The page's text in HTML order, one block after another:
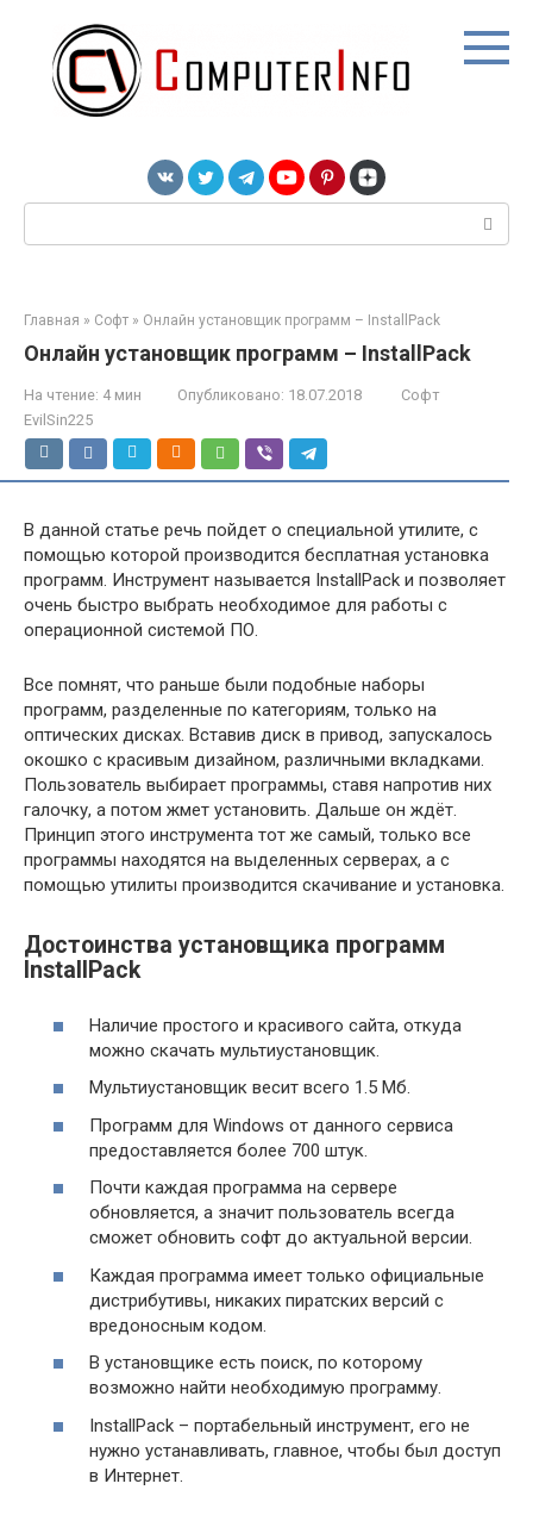
контенту
Главная » Софт » Онлайн установщик программ – InstallPack
Онлайн установщик программ – InstallPack
На чтение: 4 мин Опубликовано: 18.07.2018
Софт
EvilSin225
В данной статье речь пойдет о специальной утилите, с
помощью которой производится бесплатная установка
программ. Инструмент называется InstallPack и позволяет
очень быстро выбрать необходимое для работы с
операционной системой ПО.
Все помнят, что раньше были подобные наборы
программ, разделенные по категориям, только на
оптических дисках. Вставив диск в привод, запускалось
окошко с красивым дизайном, различными вкладками.
Пользователь выбирает программы, ставя напротив них
галочку, а потом жмет установить. Дальше он ждёт.
Принцип этого инструмента тот же самый, только все
программы находятся на выделенных серверах, а с
помощью утилиты производится скачивание и установка.
Достоинства установщика программ
InstallPack
Наличие простого и красивого сайта, откуда
можно скачать мультиустановщик.
Мультиустановщик весит всего 1.5 Мб.
Программ для Windows от данного сервиса
предоставляется более 700 штук.
Почти каждая программа на сервере
обновляется, а значит пользователь всегда
сможет обновить софт до актуальной версии.
Каждая программа имеет только официальные
дистрибутивы, никаких пиратских версий с
вредоносным кодом.
В установщике есть поиск, по которому
возможно найти необходимую программу.
InstallPack – портабельный инструмент, его не
нужно устанавливать, главное, чтобы был доступ
в Интернет.